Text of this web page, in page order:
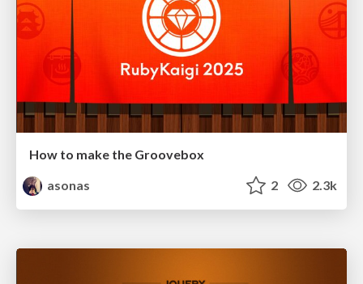
How to make the Groovebox
asonas
2 2.3k